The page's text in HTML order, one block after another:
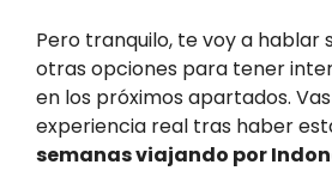
Pero tranquilo, te voy a hablar
otras opciones para tener
en los próximos apartados.
experiencia real tras haber
semanas viajando por